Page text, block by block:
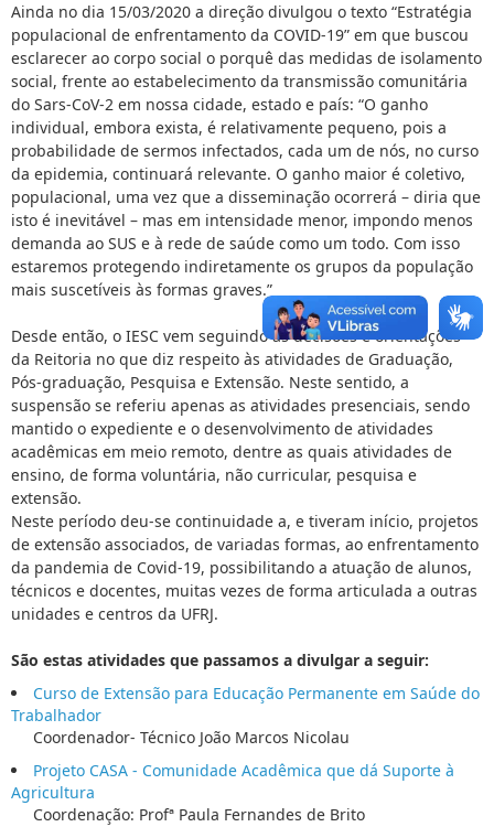
Ainda no dia 15/03/2020 a direção divulgou o texto “Estratégia
populacional de enfrentamento da COVID-19” em que buscou
esclarecer ao corpo social o porquê das medidas de isolamento
social, frente ao estabelecimento da transmissão comunitária
do Sars-CoV-2 em nossa cidade, estado e país: “O ganho
individual, embora exista, é relativamente pequeno, pois a
probabilidade de sermos infectados, cada um de nós, no curso
da epidemia, continuará relevante. O ganho maior é coletivo,
populacional, uma vez que a disseminação ocorrerá – diria que
isto é inevitável – mas em intensidade menor, impondo menos
demanda ao SUS e à rede de saúde como um todo. Com isso
estaremos protegendo indiretamente os grupos da população
mais suscetíveis às formas graves.”
Desde então, o IESC vem seguindo as decisões e orientações
da Reitoria no que diz respeito às atividades de Graduação,
Pós-graduação, Pesquisa e Extensão. Neste sentido, a
suspensão se referiu apenas as atividades presenciais, sendo
mantido o expediente e o desenvolvimento de atividades
acadêmicas em meio remoto, dentre as quais atividades de
ensino, de forma voluntária, não curricular, pesquisa e
extensão.
Neste período deu-se continuidade a, e tiveram início, projetos
de extensão associados, de variadas formas, ao enfrentamento
da pandemia de Covid-19, possibilitando a atuação de alunos,
técnicos e docentes, muitas vezes de forma articulada a outras
unidades e centros da UFRJ.
São estas atividades que passamos a divulgar a seguir:
Curso de Extensão para Educação Permanente em Saúde do
Trabalhador
Coordenador- Técnico João Marcos Nicolau
Projeto CASA - Comunidade Acadêmica que dá Suporte à
Agricultura
Coordenação: Profª Paula Fernandes de Brito